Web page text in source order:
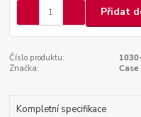
Přidat
Číslo produktu:
Značka:
Case
Kompletní specifikace